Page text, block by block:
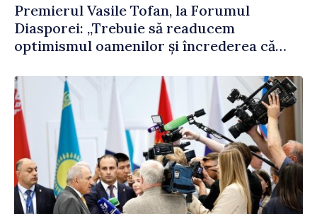
Premierul Vasile Tofan, la Forumul
Diasporei: „Trebuie să readucem
optimismul oamenilor și încrederea că
corectă”